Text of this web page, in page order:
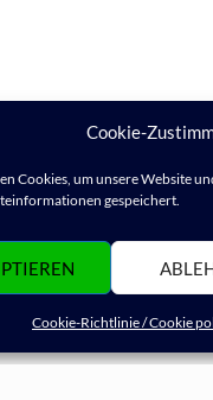
Cookie-
Cookies, um unsere Website
gespeichert.
Cookie-Richtlinie / Cookie